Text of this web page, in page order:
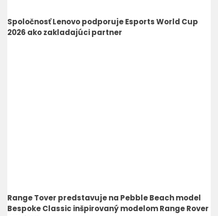
Spoločnosť Lenovo podporuje Esports World Cup
2026 ako zakladajúci partner
Range Tover predstavuje na Pebble Beach model
Bespoke Classic inšpirovaný modelom Range Rover